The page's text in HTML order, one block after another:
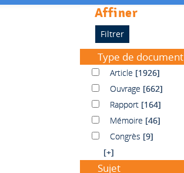
affiner
Type de document
ArticleArticle [1926]
OuvrageOuvrage [662]
RapportRapport [164]
MémoireMémoire [46]
CongrèsCongrès [9]
[+]
Sujet